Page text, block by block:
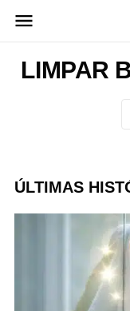
para
conteúdo
LIMPAR
ÚLTIMAS